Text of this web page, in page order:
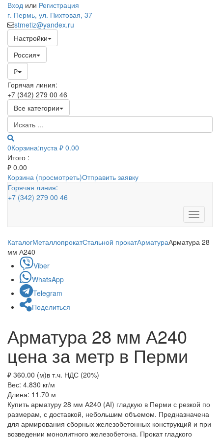
Вход или Регистрация
г. Пермь, ул. Пихтовая, 37
stmetiz@yandex.ru
Настройки
Россия
₽
Горячая линия:
+7 (342) 279 00 46
Все категории
0Корзина:пуста ₽ 0.00
Итого :
₽ 0.00
Корзина (просмотреть)Отправить заявку
Горячая линия:
+7 (342) 279 00 46
Toggle
КаталогМеталлопрокатСтальной прокатАрматураАрматура 28
мм А240
Viber
WhatsApp
Telegram
Поделиться
Арматура 28 мм А240
цена за метр в Перми
₽ 360.00 (м)в т.ч. НДС (20%)
Вес: 4.830 кг/м
Длина: 11.70 м
Купить арматуру 28 мм А240 (АI) гладкую в Перми с резкой по
размерам, с доставкой, небольшим объемом. Предназначена
для армирования сборных железобетонных конструкций и при
возведении монолитного железобетона. Прокат гладкого